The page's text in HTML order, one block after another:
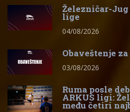
Železničar-
lige
04/08/2026
Obaveštenje
03/08/2026
Ruma posle
ARKUS ligi:
među četiri